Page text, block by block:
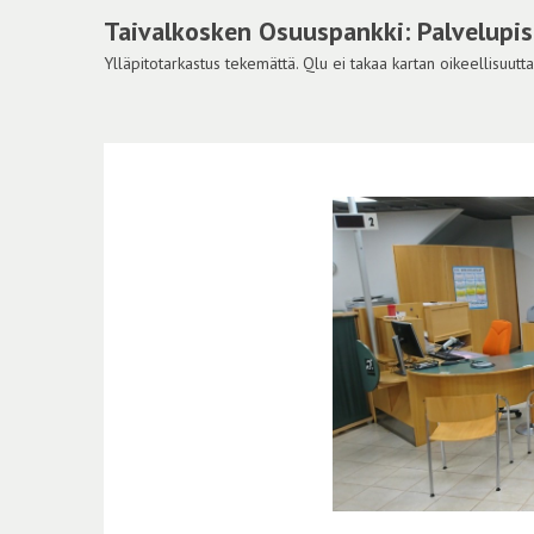
Taivalkosken Osuuspankki:
Ylläpitotarkastus tekemättä. Qlu ei takaa kartan